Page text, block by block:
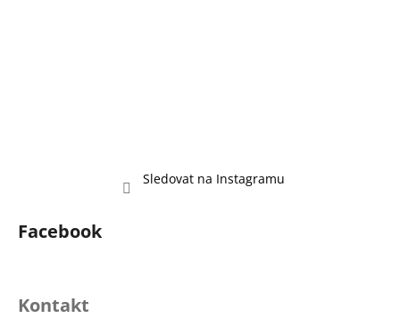
Sledovat na Instagramu
Facebook
Kontakt